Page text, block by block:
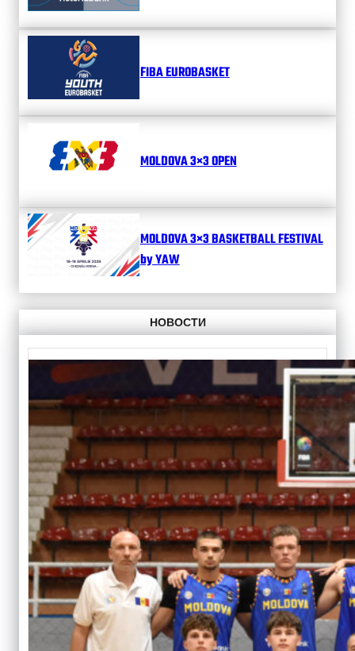
FIBA EUROBASKET
MOLDOVA 3×3 OPEN
MOLDOVA 3×3 BASKETBALL FESTIVAL
by YAW
НОВОСТИ